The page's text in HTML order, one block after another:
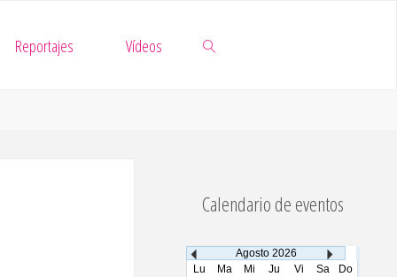
Reportajes Vídeos
Calendario de eventos
Agosto 2026
Lu
Ma Mi Ju Vi Sa
Do